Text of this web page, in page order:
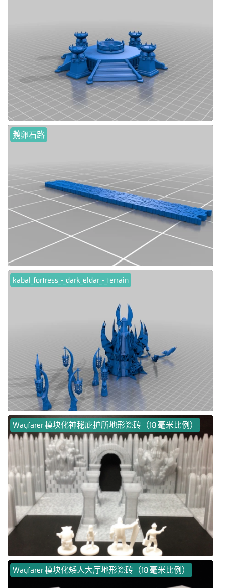
鹅卵石路
kabal_fortress_-_dark_eldar_-_terrain
Wayfarer 模块化神秘庇护所地形瓷砖（18 毫米比例）
Wayfarer 模块化矮人大厅地形瓷砖（18 毫米比例）